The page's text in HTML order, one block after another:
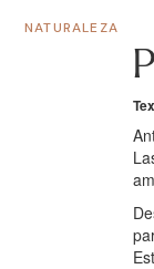
NATURALEZA